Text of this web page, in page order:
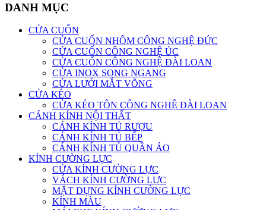
DANH MỤC
CỬA CUỐN
CỬA CUỐN NHÔM CÔNG NGHỆ ĐỨC
CỬA CUỐN CÔNG NGHỆ ÚC
CỬA CUỐN CÔNG NGHỆ ĐÀI LOAN
CỬA INOX SONG NGANG
CỬA LƯỚI MẮT VÕNG
CỬA KÉO
CỬA KÉO TÔN CÔNG NGHỆ ĐÀI LOAN
CÁNH KÍNH NỘI THẤT
CÁNH KÍNH TỦ RƯỢU
CÁNH KÍNH TỦ BẾP
CÁNH KÍNH TỦ QUẦN ÁO
KÍNH CƯỜNG LỰC
CỬA KÍNH CƯỜNG LỰC
VÁCH KÍNH CƯỜNG LỰC
MẶT DỰNG KÍNH CƯỜNG LỰC
KÍNH MÀU